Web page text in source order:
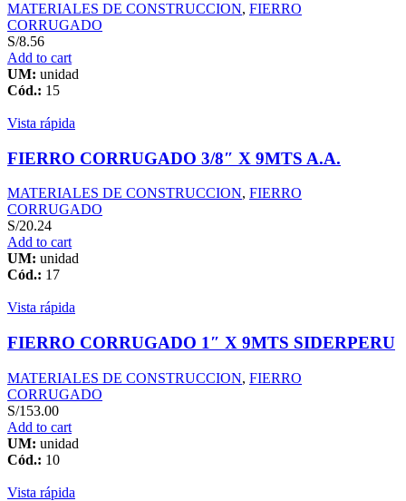
MATERIALES DE CONSTRUCCION, FIERRO
CORRUGADO
S/8.56
Add to cart
UM: unidad
Cód.: 15
Vista rápida
FIERRO CORRUGADO 3/8″ X 9MTS A.A.
MATERIALES DE CONSTRUCCION, FIERRO
CORRUGADO
S/20.24
Add to cart
UM: unidad
Cód.: 17
Vista rápida
FIERRO CORRUGADO 1″ X 9MTS SIDERPERU
MATERIALES DE CONSTRUCCION, FIERRO
CORRUGADO
S/153.00
Add to cart
UM: unidad
Cód.: 10
Vista rápida